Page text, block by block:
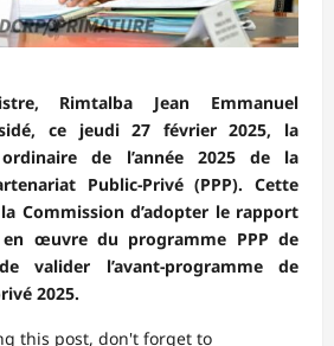
Rimtalba Jean Emmanuel
ce jeudi 27 février 2025, la
de l’année 2025 de la
Public-Privé (PPP). Cette
Commission d’adopter le rapport
œuvre du programme PPP de
valider l’avant-programme de
2025.
this post, don't forget to